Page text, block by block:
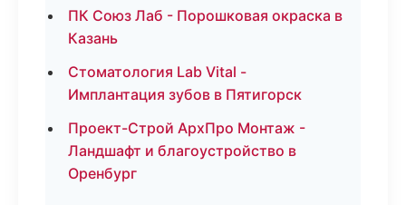
ПК Союз Лаб - Порошковая окраска в
Казань
Стоматология Lab Vital -
Имплантация зубов в Пятигорск
Проект-Строй АрхПро Монтаж -
Ландшафт и благоустройство в
Оренбург